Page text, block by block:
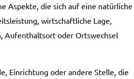
Aspekte, die sich auf eine natürliche
wirtschaftliche Lage,
Aufenthaltsort oder Ortswechsel
Einrichtung oder andere Stelle, die